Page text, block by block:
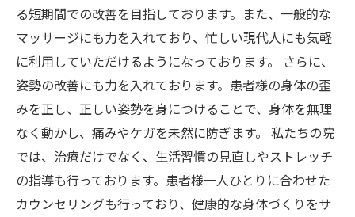
る短期間での改善を目指しております。また、一般的な
マッサージにも力を入れており、忙しい現代人にも気軽
に利用していただけるようになっております。 さらに、
姿勢の改善にも力を入れております。患者様の身体の歪
みを正し、正しい姿勢を身につけることで、身体を無理
なく動かし、痛みやケガを未然に防ぎます。 私たちの院
では、治療だけでなく、生活習慣の見直しやストレッチ
の指導も行っております。患者様一人ひとりに合わせた
カウンセリングも行っており、健康的な身体づくりをサ